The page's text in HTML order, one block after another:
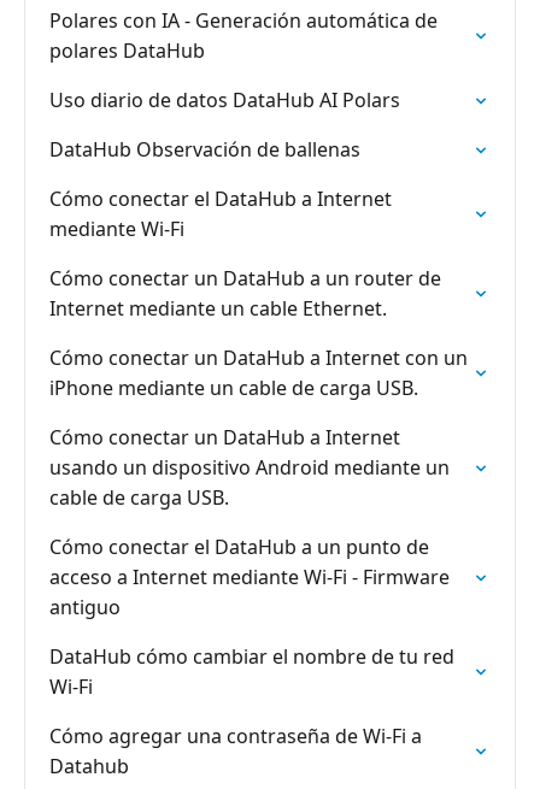
Polares con IA - Generación automática de
polares DataHub
Uso diario de datos DataHub AI Polars
DataHub Observación de ballenas
Cómo conectar el DataHub a Internet
mediante Wi-Fi
Cómo conectar un DataHub a un router de
Internet mediante un cable Ethernet.
Cómo conectar un DataHub a Internet con un
iPhone mediante un cable de carga USB.
Cómo conectar un DataHub a Internet
usando un dispositivo Android mediante un
cable de carga USB.
Cómo conectar el DataHub a un punto de
acceso a Internet mediante Wi-Fi - Firmware
antiguo
DataHub cómo cambiar el nombre de tu red
Wi-Fi
Cómo agregar una contraseña de Wi-Fi a
Datahub